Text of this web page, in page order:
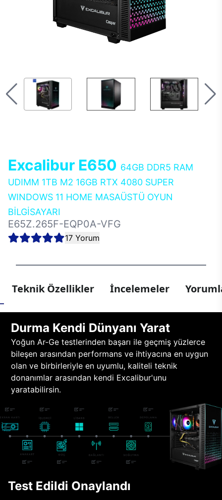
Excalibur E650 64GB DDR5 RAM
UDIMM 1TB M2 16GB RTX 4080 SUPER
WINDOWS 11 HOME MASAÜSTÜ OYUN
BİLGİSAYARI
E65Z.265F-EQP0A-VFG
17 Yorum
Teknik Özellikler İncelemeler
Durma Kendi Dünyanı Yarat
Yoğun Ar-Ge testlerinden başarı ile geçmiş yüzlerce
bileşen arasından performans ve ihtiyacına en uygun
olan ve birbirleriyle en uyumlu, kaliteli teknik
donanımlar arasından kendi Excalibur'unu
yaratabilirsin.
Test Edildi Onaylandı